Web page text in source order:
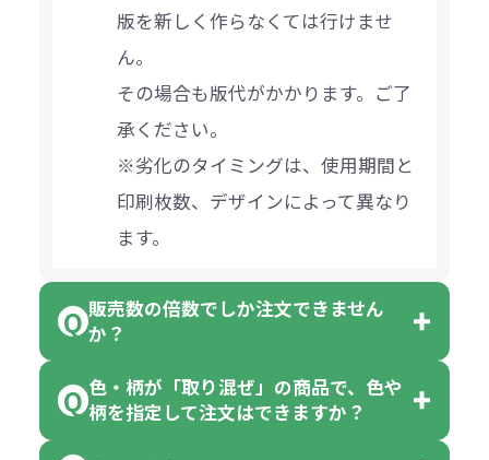
版を新しく作らなくては行けませ
ん。
その場合も版代がかかります。ご了
承ください。
※劣化のタイミングは、使用期間と
印刷枚数、デザインによって異なり
ます。
販売数の倍数でしか注文できません
か？
一部商品（※）を除き、注文可能数
色・柄が「取り混ぜ」の商品で、色や
柄を指定して注文はできますか？